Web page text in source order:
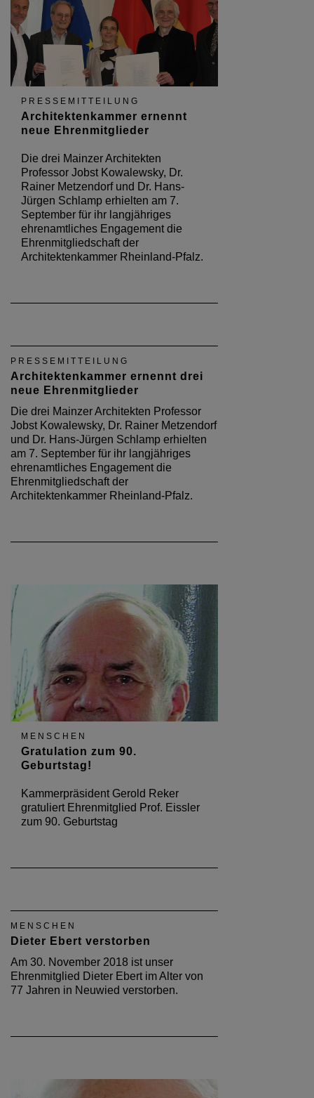
PRESSEMITTEILUNG
Architektenkammer ernennt
neue Ehrenmitglieder
Die drei Mainzer Architekten
Professor Jobst Kowalewsky, Dr.
Rainer Metzendorf und Dr. Hans-
Jürgen Schlamp erhielten am 7.
September für ihr langjähriges
ehrenamtliches Engagement die
Ehrenmitgliedschaft der
Architektenkammer Rheinland-Pfalz.
PRESSEMITTEILUNG
Architektenkammer ernennt drei
neue Ehrenmitglieder
Die drei Mainzer Architekten Professor
Jobst Kowalewsky, Dr. Rainer Metzendorf
und Dr. Hans-Jürgen Schlamp erhielten
am 7. September für ihr langjähriges
ehrenamtliches Engagement die
Ehrenmitgliedschaft der
Architektenkammer Rheinland-Pfalz.
MENSCHEN
Gratulation zum 90.
Geburtstag!
Kammerpräsident Gerold Reker
gratuliert Ehrenmitglied Prof. Eissler
zum 90. Geburtstag
MENSCHEN
Dieter Ebert verstorben
Am 30. November 2018 ist unser
Ehrenmitglied Dieter Ebert im Alter von
77 Jahren in Neuwied verstorben.